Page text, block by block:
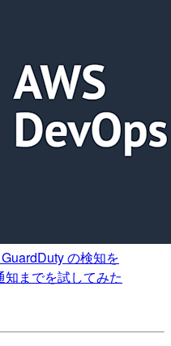
の検知を
までを試してみた